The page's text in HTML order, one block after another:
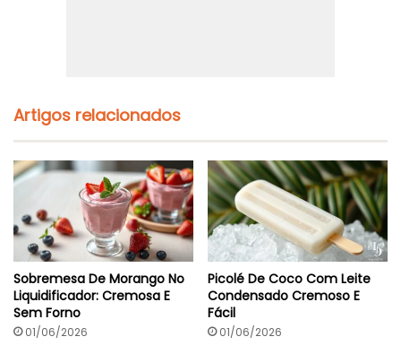
Artigos relacionados
Sobremesa De Morango No
Liquidificador: Cremosa E
Sem Forno
01/06/2026
Picolé De Coco Com Leite
Condensado Cremoso E
Fácil
01/06/2026